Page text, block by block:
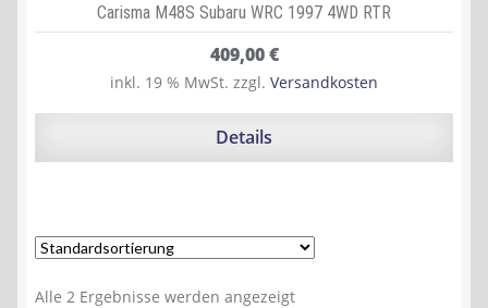
Carisma M48S Subaru WRC 1997 4WD RTR
409,00€
inkl. 19 % MwSt. zzgl. Versandkosten
Details
Alle 2 Ergebnisse werden angezeigt